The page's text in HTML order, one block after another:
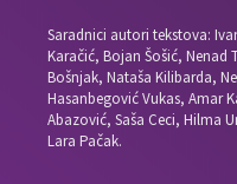
Saradnici autori tekstova:
Karačić, Bojan Šošić,
Bošnjak, Nataša Kilibarda,
Hasanbegović Vukas, Amar
Abazović, Saša Ceci, Hilma
Lara Pačak.